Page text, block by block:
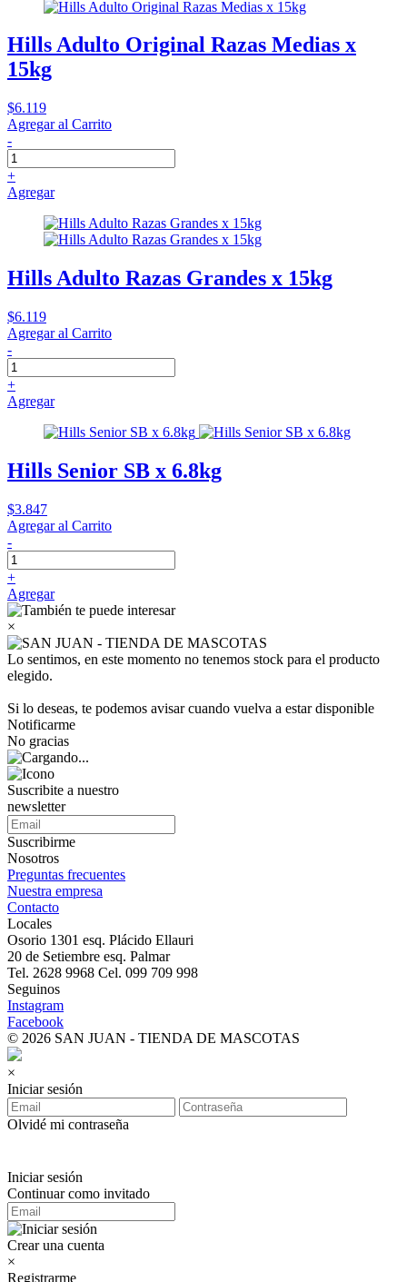
Hills Adulto Original Razas Medias x
15kg
$6.119
Agregar al Carrito
-
+
Agregar
Hills Adulto Razas Grandes x 15kg
$6.119
Agregar al Carrito
-
+
Agregar
Hills Senior SB x 6.8kg
$3.847
Agregar al Carrito
-
+
Agregar
×
Lo sentimos, en este momento no tenemos stock para el producto
elegido.
Si lo deseas, te podemos avisar cuando vuelva a estar disponible
Notificarme
No gracias
Suscribite a nuestro
newsletter
Suscribirme
Nosotros
Preguntas frecuentes
Nuestra empresa
Contacto
Locales
Osorio 1301 esq. Plácido Ellauri
20 de Setiembre esq. Palmar
Tel. 2628 9968 Cel. 099 709 998
Seguinos
Instagram
Facebook
© 2026 SAN JUAN - TIENDA DE MASCOTAS
×
Iniciar sesión
Olvidé mi contraseña
Iniciar sesión
Continuar como invitado
Crear una cuenta
×
Registrarme